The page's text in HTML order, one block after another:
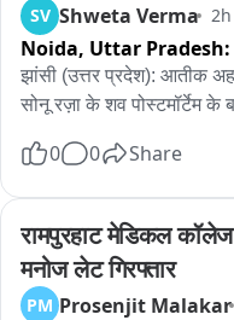
SV Shweta Verma
Noida, Uttar Pradesh:
झांसी (उत्तर प्रदेश): आतीक
सोनू रज़ा के शव पोस्टमॉर्टेम के
0 0 Share
रामपुरहाट मेडिकल
मनोज लेट गिरफ्तार
PM Prosenjit Malakar